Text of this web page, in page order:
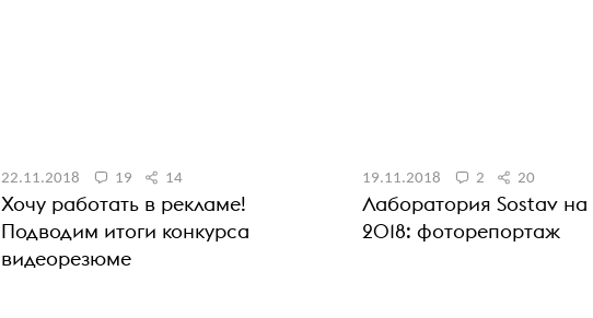
22.11.2018 19 14
Хочу работать в рекламе!
Подводим итоги конкурса
видеорезюме
19.11.2018 2 20
Лаборатория Sostav на
2018: фоторепортаж